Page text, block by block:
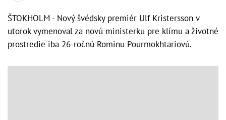
ŠTOKHOLM - Nový švédsky premiér Ulf Kristersson v
utorok vymenoval za novú ministerku pre klímu a životné
prostredie iba 26-ročnú Rominu Pourmokhtariovú.